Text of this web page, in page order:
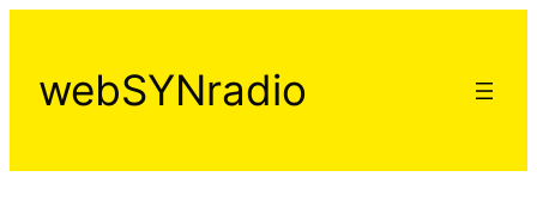
contenu
webSYNradio